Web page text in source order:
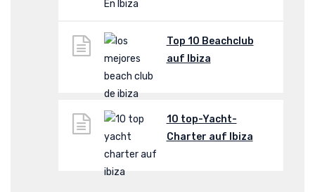
Top 10 Beachclub
auf Ibiza
10 top-Yacht-
Charter auf Ibiza